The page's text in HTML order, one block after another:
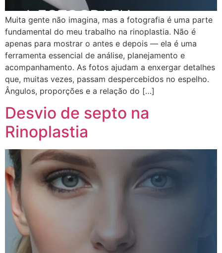
Muita gente não imagina, mas a fotografia é uma parte
fundamental do meu trabalho na rinoplastia. Não é
apenas para mostrar o antes e depois — ela é uma
ferramenta essencial de análise, planejamento e
acompanhamento. As fotos ajudam a enxergar detalhes
que, muitas vezes, passam despercebidos no espelho.
Ângulos, proporções e a relação do […]
Desvio de septo na
Rinoplastia